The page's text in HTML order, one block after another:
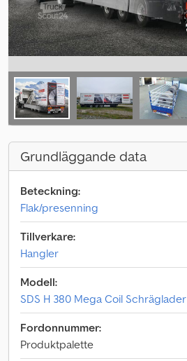
Grundläggande data
Beteckning:
Flak/presenning
Tillverkare:
Hangler
Modell:
SDS H 380 Mega Coil Schräglader
Fordonnummer:
Produktpalette